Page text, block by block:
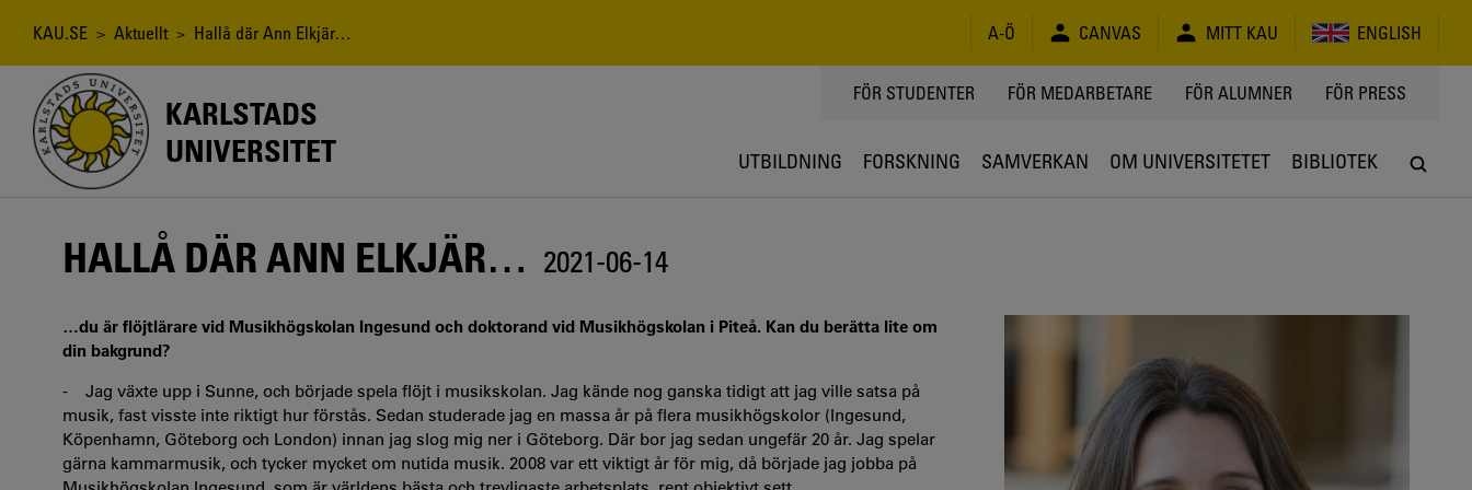
Länkstig
KAU.SE > Aktuellt > Hallå där Ann Elkjär… A-Ö CANVAS MITT KAU ENGLISH
KARLSTADS
UNIVERSITET
TOPPMENY
FÖR STUDENTER FÖR MEDARBETARE FÖR ALUMNER FÖR PRESS
UTBILDNING FORSKNING SAMVERKAN OM UNIVERSITETET BIBLIOTEK
HALLÅ DÄR ANN ELKJÄR… 2021-06-14
…du är flöjtlärare vid Musikhögskolan Ingesund och doktorand vid Musikhögskolan i Piteå. Kan du berätta lite om
din bakgrund?
- Jag växte upp i Sunne, och började spela flöjt i musikskolan. Jag kände nog ganska tidigt att jag ville satsa på
musik, fast visste inte riktigt hur förstås. Sedan studerade jag en massa år på flera musikhögskolor (Ingesund,
Köpenhamn, Göteborg och London) innan jag slog mig ner i Göteborg. Där bor jag sedan ungefär 20 år. Jag spelar
gärna kammarmusik, och tycker mycket om nutida musik. 2008 var ett viktigt år för mig, då började jag jobba på